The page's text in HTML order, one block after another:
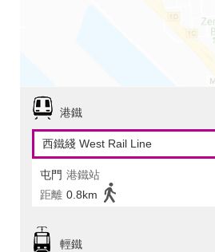
港鐵
西鐵綫 West Rail Line
屯門 港鐵站
距離 0.8km
輕鐵